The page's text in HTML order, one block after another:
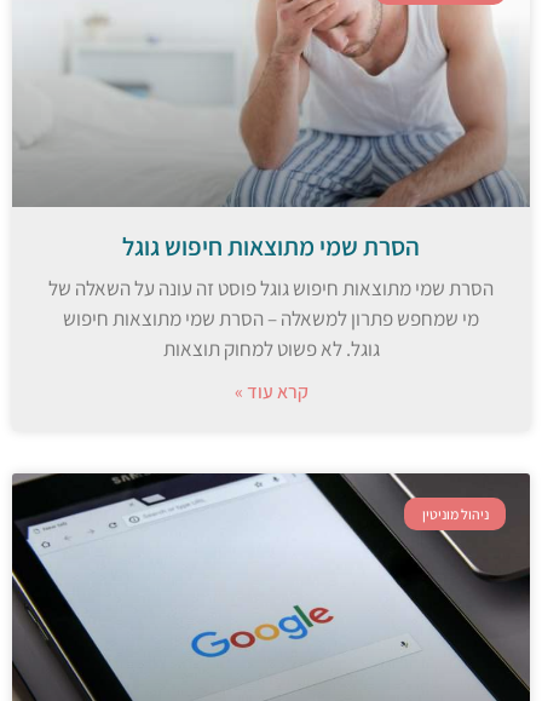
הסרת שמי מתוצאות חיפוש גוגל
הסרת שמי מתוצאות חיפוש גוגל פוסט זה עונה על השאלה של
מי שמחפש פתרון למשאלה – הסרת שמי מתוצאות חיפוש
גוגל. לא פשוט למחוק תוצאות
קרא עוד »
ניהול מוניטין